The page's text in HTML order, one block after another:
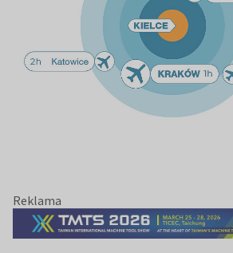
Reklama